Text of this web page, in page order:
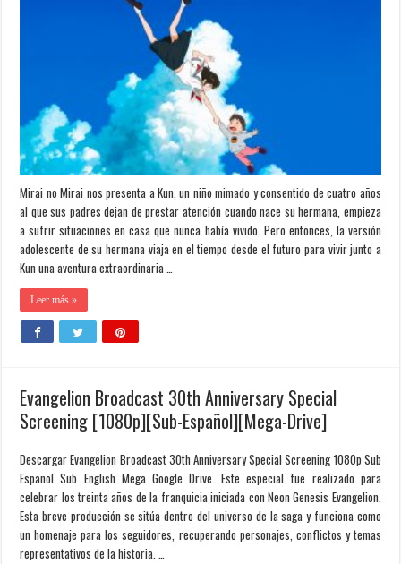
Mirai no Mirai nos presenta a Kun, un niño mimado y consentido de cuatro años
al que sus padres dejan de prestar atención cuando nace su hermana, empieza
a sufrir situaciones en casa que nunca había vivido. Pero entonces, la versión
adolescente de su hermana viaja en el tiempo desde el futuro para vivir junto a
Kun una aventura extraordinaria …
Leer más »
Evangelion Broadcast 30th Anniversary Special
Screening [1080p][Sub-Español][Mega-Drive]
Descargar Evangelion Broadcast 30th Anniversary Special Screening 1080p Sub
Español Sub English Mega Google Drive. Este especial fue realizado para
celebrar los treinta años de la franquicia iniciada con Neon Genesis Evangelion.
Esta breve producción se sitúa dentro del universo de la saga y funciona como
un homenaje para los seguidores, recuperando personajes, conflictos y temas
representativos de la historia. …